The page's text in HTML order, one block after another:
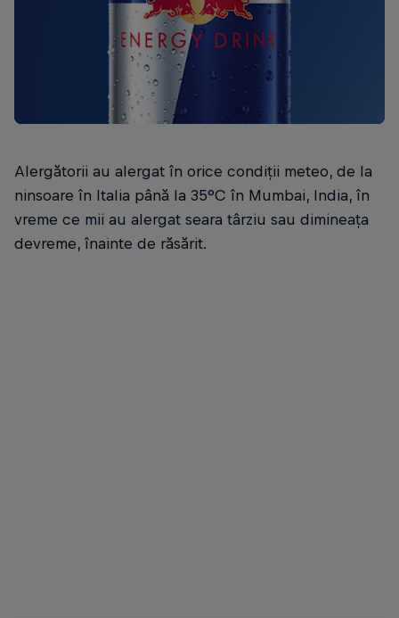
Alergătorii au alergat în orice condiții meteo, de la
ninsoare în Italia până la 35°C în Mumbai, India, în
vreme ce mii au alergat seara târziu sau dimineața
devreme, înainte de răsărit.